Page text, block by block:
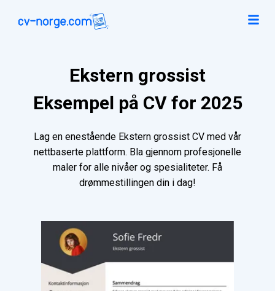
Ekstern grossist
Eksempel på CV for 2025
Lag en enestående Ekstern grossist CV med vår
nettbaserte plattform. Bla gjennom profesjonelle
maler for alle nivåer og spesialiteter. Få
drømmestillingen din i dag!